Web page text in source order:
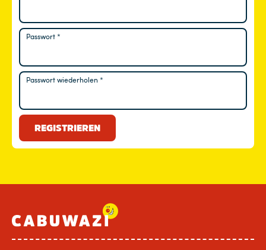
Passwort*
Passwort wiederholen *
REGISTRIEREN